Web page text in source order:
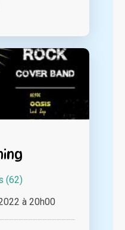
(62)
à 20h00